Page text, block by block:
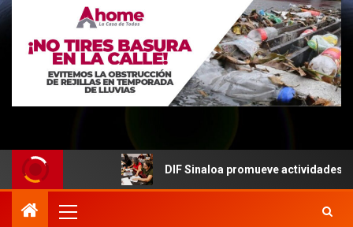
DIF Sinaloa promueve actividades